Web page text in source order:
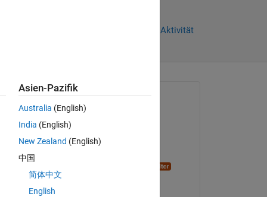
Anmelden, um Aktivität
Right Grievous
am 21 Mai 2015
am 22 Mai 2015
Asien-Pazifik
Australia (English)
India (English)
New Zealand (English)
中国
简体中文
English